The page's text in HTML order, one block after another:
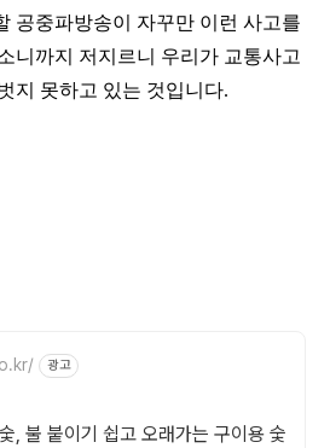
공중파방송이 자꾸만 이런 사고를
니까지 저지르니 우리가 교통사고
지 못하고 있는 것입니다.
광고
, 불 붙이기 쉽고 오래가는 구이용 숯